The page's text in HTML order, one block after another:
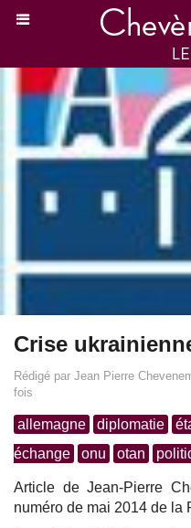
Crise
Rédigé par Jean Pierre
fois
allemagne diplomatie
échange
onu otan
Article de Jean-Pierre
numéro de mai 2014 de la